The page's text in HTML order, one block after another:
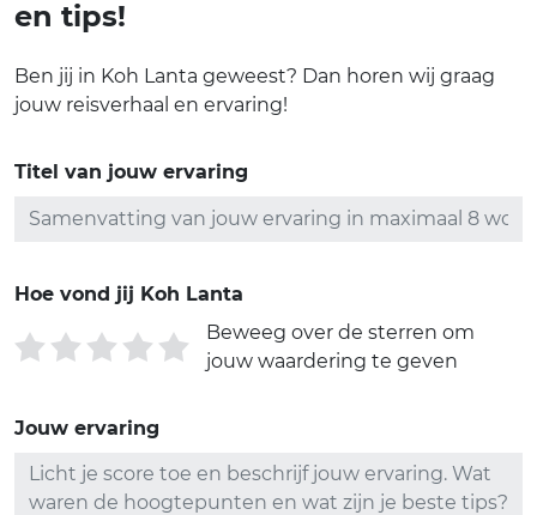
en tips!
Ben jij in Koh Lanta geweest? Dan horen wij graag
jouw reisverhaal en ervaring!
Titel van jouw ervaring
Hoe vond jij Koh Lanta
Beweeg over de sterren om
jouw waardering te geven
Jouw ervaring